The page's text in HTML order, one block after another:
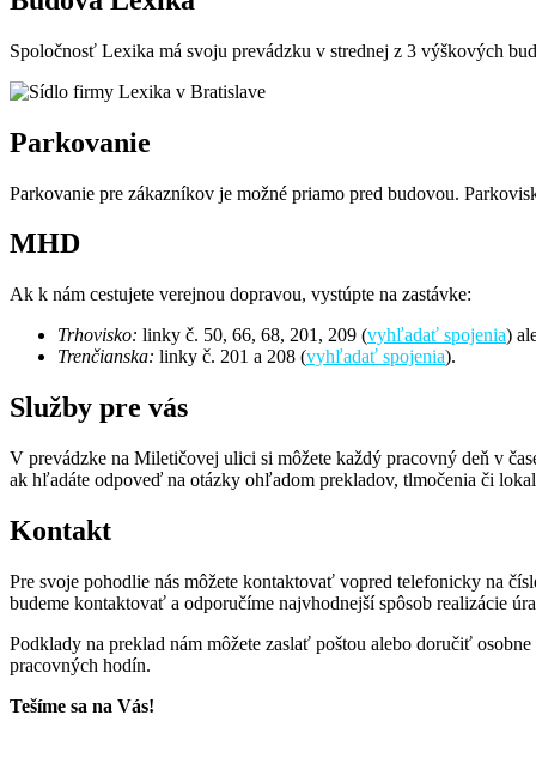
Spoločnosť Lexika má svoju prevádzku v strednej z 3 výškových
Parkovanie
Parkovanie pre zákazníkov je možné priamo pred budovou.
MHD
Ak k nám cestujete verejnou dopravou, vystúpte na zastávke:
Trhovisko: linky č. 50, 66, 68, 201, 209 (vyhľadať spojenia)
Trenčianska: linky č. 201 a 208 (vyhľadať spojenia).
Služby pre vás
V prevádzke na Miletičovej ulici si môžete každý pracovný deň v
ak hľadáte odpoveď na otázky ohľadom prekladov, tlmočenia či
Kontakt
Pre svoje pohodlie nás môžete kontaktovať vopred telefonicky na
budeme kontaktovať a odporučíme najvhodnejší spôsob realizácie
Podklady na preklad nám môžete zaslať poštou alebo doručiť
pracovných hodín.
Tešíme sa na Vás!